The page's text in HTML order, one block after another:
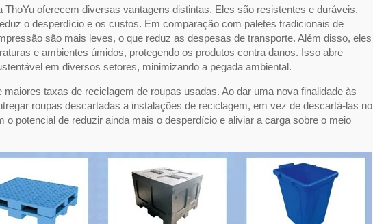
oferecem diversas vantagens distintas. Eles são resistentes e duráveis,
o desperdício e os custos. Em comparação com paletes tradicionais de
são mais leves, o que reduz as despesas de transporte. Além disso, eles
e ambientes úmidos, protegendo os produtos contra danos. Isso abre
em diversos setores, minimizando a pegada ambiental.
taxas de reciclagem de roupas usadas. Ao dar uma nova finalidade às
roupas descartadas a instalações de reciclagem, em vez de descartá-las no
potencial de reduzir ainda mais o desperdício e aliviar a carga sobre o meio